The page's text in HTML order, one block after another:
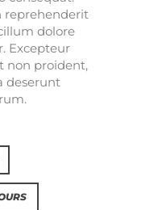
reprehenderit
dolore
Excepteur
non proident,
deserunt